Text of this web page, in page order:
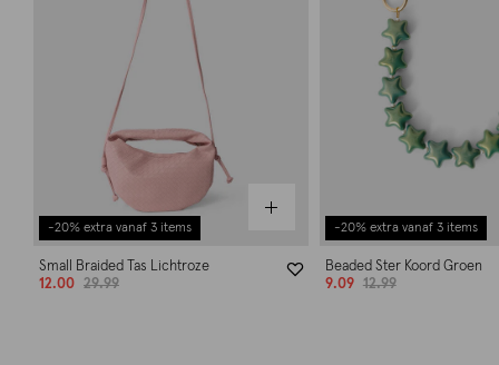
-20% extra vanaf 3 items
Small Braided Tas Lichtroze
12.00
29.99
-20% extra vanaf 3 items
Beaded Ster Koord Groen
9.09
12.99